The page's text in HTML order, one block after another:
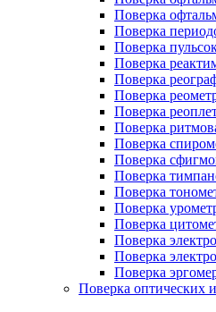
Поверка
Поверка
Поверка
Поверка
Поверка
Поверка
Поверка
Поверка
Поверка
Поверка
Поверка
Поверка
Поверка
Поверка
Поверка
Поверка
Поверка
Поверка оптических